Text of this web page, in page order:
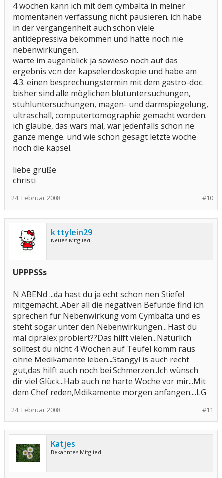
4 wochen kann ich mit dem cymbalta in meiner
momentanen verfassung nicht pausieren. ich habe
in der vergangenheit auch schon viele
antidepressiva bekommen und hatte noch nie
nebenwirkungen.
warte im augenblick ja sowieso noch auf das
ergebnis von der kapselendoskopie und habe am
4.3. einen besprechungstermin mit dem gastro-doc.
bisher sind alle möglichen blutuntersuchungen,
stuhluntersuchungen, magen- und darmspiegelung,
ultraschall, computertomographie gemacht worden.
ich glaube, das wärs mal, war jedenfalls schon ne
ganze menge. und wie schon gesagt letzte woche
noch die kapsel.
liebe grüße
christi
#10
24. Februar 2008
kittylein29
Neues Mitglied
UPPPSSs
N ABENd ...da hast du ja echt schon nen Stiefel
mitgemacht...Aber all die negativen Befunde find ich
sprechen für Nebenwirkung vom Cymbalta und es
steht sogar unter den Nebenwirkungen....Hast du
mal cipralex probiert??Das hilft vielen...Natürlich
solltest du nicht 4 Wochen auf Teufel komm raus
ohne Medikamente leben...Stangyl is auch recht
gut,das hilft auch noch bei Schmerzen..Ich wünsch
dir viel Glück...Hab auch ne harte Woche vor mir...Mit
dem Chef reden,Mdikamente morgen anfangen....LG
#11
24. Februar 2008
Katjes
Bekanntes Mitglied